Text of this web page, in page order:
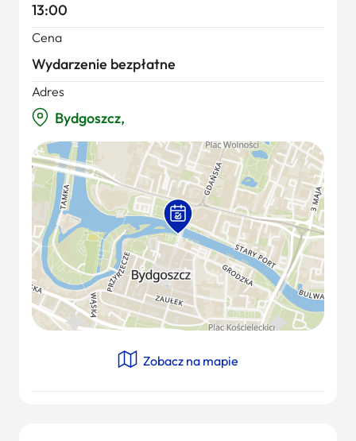
13:00
Cena
Wydarzenie bezpłatne
Adres
Bydgoszcz,
Zobacz na mapie